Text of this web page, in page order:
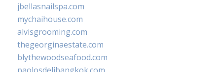
jbellasnailspa.com
mychaihouse.com
alvisgrooming.com
thegeorginaestate.com
blythewoodseafood.com